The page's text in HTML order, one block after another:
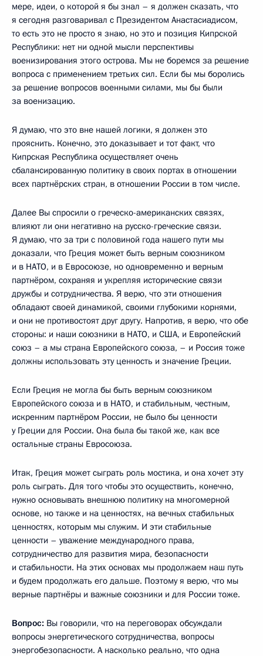
мере, идеи, о которой я бы знал – я должен сказать, что
я сегодня разговаривал с Президентом Анастасиадисом,
то есть это не просто я знаю, но это и позиция Кипрской
Республики: нет ни одной мысли перспективы
военизирования этого острова. Мы не боремся за решение
вопроса с применением третьих сил. Если бы мы боролись
за решение вопросов военными силами, мы бы были
за военизацию.
Я думаю, что это вне нашей логики, я должен это
прояснить. Конечно, это доказывает и тот факт, что
Кипрская Республика осуществляет очень
сбалансированную политику в своих портах в отношении
всех партнёрских стран, в отношении России в том числе.
Далее Вы спросили о греческо-американских связях,
влияют ли они негативно на русско-греческие связи.
Я думаю, что за три с половиной года нашего пути мы
доказали, что Греция может быть верным союзником
и в НАТО, и в Евросоюзе, но одновременно и верным
партнёром, сохраняя и укрепляя исторические связи
дружбы и сотрудничества. Я верю, что эти отношения
обладают своей динамикой, своими глубокими корнями,
и они не противостоят друг другу. Напротив, я верю, что обе
стороны: и наши союзники в НАТО, и США, и Европейский
союз – а мы страна Европейского союза, – и Россия тоже
должны использовать эту ценность и значение Греции.
Если Греция не могла бы быть верным союзником
Европейского союза и в НАТО, и стабильным, честным,
искренним партнёром России, не было бы ценности
у Греции для России. Она была бы такой же, как все
остальные страны Евросоюза.
Итак, Греция может сыграть роль мостика, и она хочет эту
роль сыграть. Для того чтобы это осуществить, конечно,
нужно основывать внешнюю политику на многомерной
основе, но также и на ценностях, на вечных стабильных
ценностях, которым мы служим. И эти стабильные
ценности – уважение международного права,
сотрудничество для развития мира, безопасности
и стабильности. На этих основах мы продолжаем наш путь
и будем продолжать его дальше. Поэтому я верю, что мы
верные партнёры и важные союзники и для России тоже.
Вопрос: Вы говорили, что на переговорах обсуждали
вопросы энергетического сотрудничества, вопросы
энергобезопасности. А насколько реально, что одна